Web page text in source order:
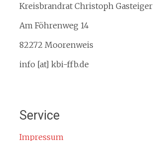
Kreisfeuerwehrverband
Kreisbrandinspektion
Service
Rauchmelder
Rettungsgasse
Kreisbrandrat Christoph Gasteiger
Am Föhrenweg 14
82272 Moorenweis
info [at] kbi-ffb.de
Service
Impressum